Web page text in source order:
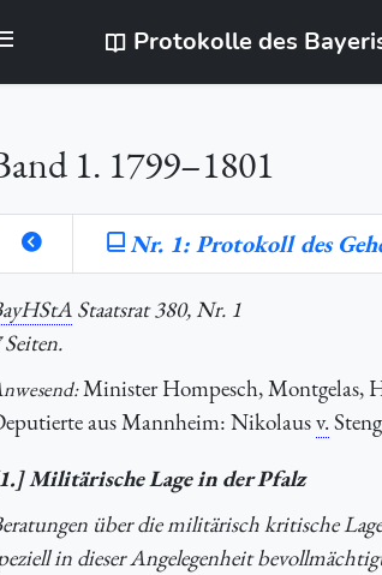
Protokolle des
1. 1799–1801
Nr. 1: Protokoll des
Staatsrat 380, Nr. 1
Seiten.
Minister Hompesch, Montgelas,
aus Mannheim: Nikolausv.
Militärische Lage in der Pfalz
über die militärisch kritische
in dieser Angelegenheit